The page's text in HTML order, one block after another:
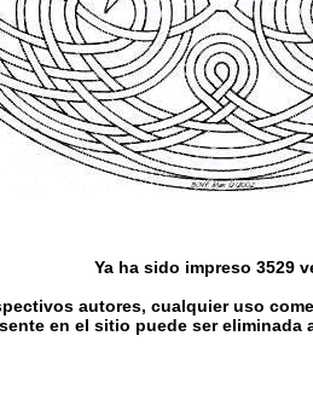
Ya ha sido impreso 3529
autores, cualquier uso
en el sitio puede ser eliminada